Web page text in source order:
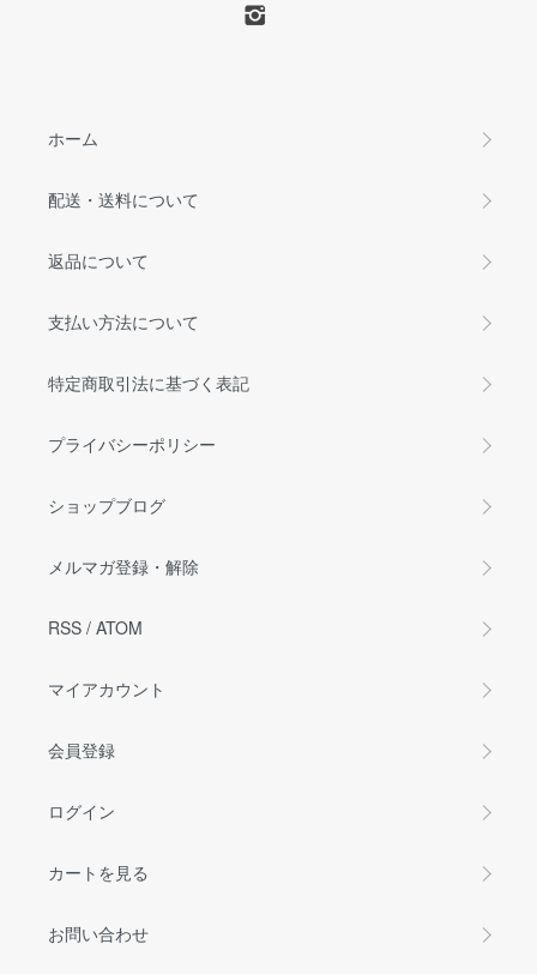
ホーム
配送・送料について
返品について
支払い方法について
特定商取引法に基づく表記
プライバシーポリシー
ショップブログ
メルマガ登録・解除
RSS / ATOM
マイアカウント
会員登録
ログイン
カートを見る
お問い合わせ